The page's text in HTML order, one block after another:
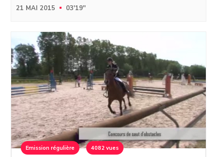
21 MAI 2015 03'19''
Emission régulière 4082 vues